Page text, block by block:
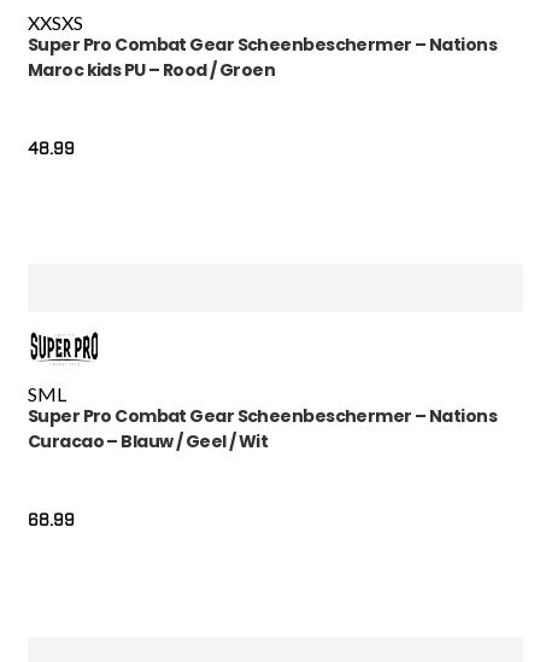
XXSXS
Super Pro Combat Gear Scheenbeschermer – Nations
Maroc kids PU – Rood / Groen
48.99
SML
Super Pro Combat Gear Scheenbeschermer – Nations
Curacao – Blauw / Geel / Wit
68.99